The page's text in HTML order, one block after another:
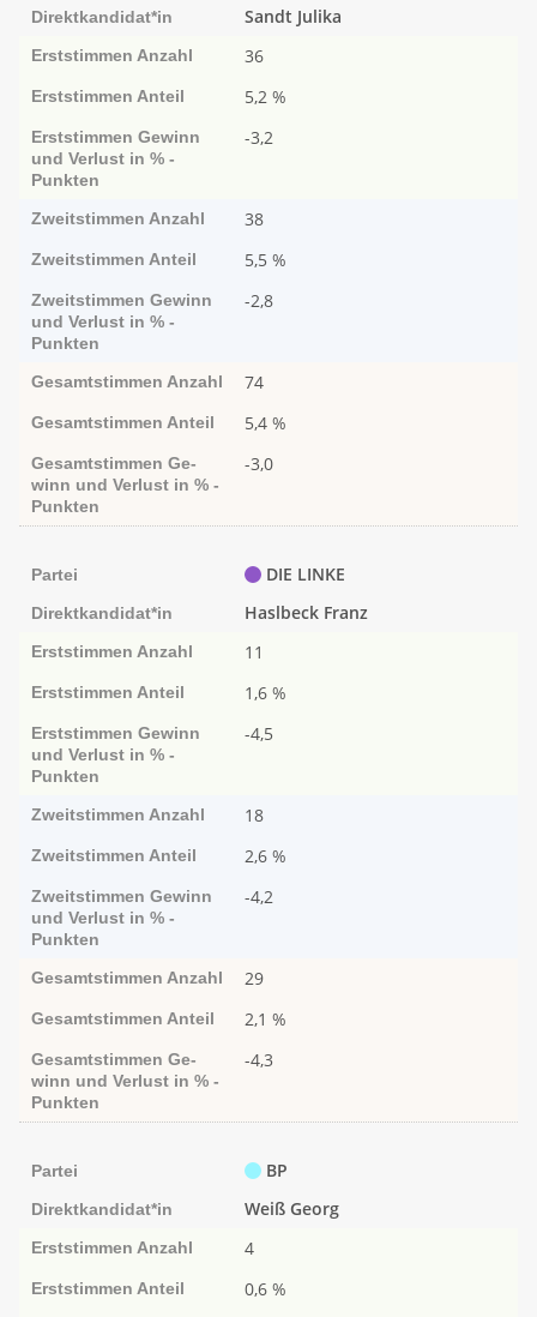
Direktkandidat*in Sandt Julika
Erststimmen Anzahl 36
Erststimmen Anteil 5,2 %
Erststimmen Ge­­winn
und Ver­­lust in % -
Punk­ten
-3,2
Zweitstimmen Anzahl 38
Zweitstimmen Anteil 5,5 %
Zweitstimmen Ge­­winn
und Ver­­lust in % -
Punk­ten
-2,8
Gesamtstimmen Anzahl 74
Gesamtstimmen Anteil 5,4 %
Gesamtstimmen Ge­­
winn und Ver­­lust in % -
Punk­ten
-3,0
Partei DIE LINKE
Direktkandidat*in Haslbeck Franz
Erststimmen Anzahl 11
Erststimmen Anteil 1,6 %
Erststimmen Ge­­winn
und Ver­­lust in % -
Punk­ten
-4,5
Zweitstimmen Anzahl 18
Zweitstimmen Anteil 2,6 %
Zweitstimmen Ge­­winn
und Ver­­lust in % -
Punk­ten
-4,2
Gesamtstimmen Anzahl 29
Gesamtstimmen Anteil 2,1 %
Gesamtstimmen Ge­­
winn und Ver­­lust in % -
Punk­ten
-4,3
Partei BP
Direktkandidat*in Weiß Georg
Erststimmen Anzahl 4
Erststimmen Anteil 0,6 %